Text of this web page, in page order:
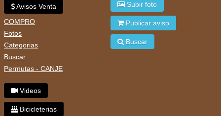
Avisos Venta
COMPRO
Fotos
Categorias
Buscar
Permutas - CANJE
Videos
Bicicleterias
Subir foto
Publicar aviso
Buscar